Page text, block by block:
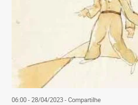
06:00 - 28/04/2023- Compartilhe